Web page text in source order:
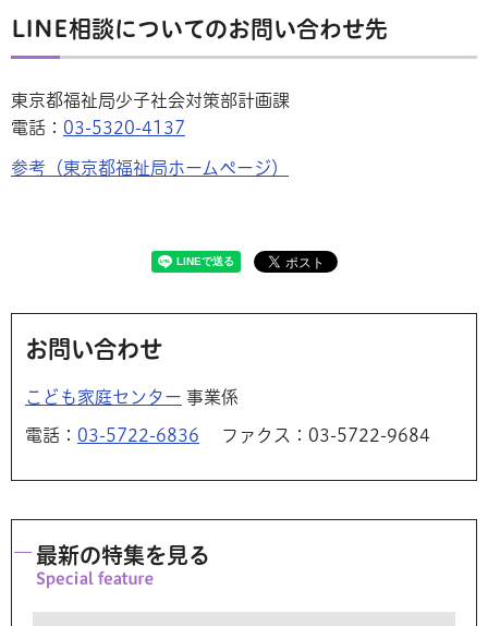
LINE相談についてのお問い合わせ先
東京都福祉局少子社会対策部計画課
電話： 03-5320-4137
参考（東京都福祉局ホームページ）
お問い合わせ
こども家庭センター 事業係
電話： 03-5722-6836 ファクス：03-5722-9684
最新の特集を見る